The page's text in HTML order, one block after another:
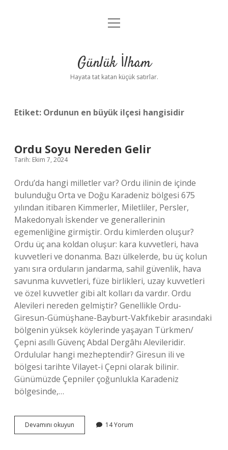
Anasayfa
Yasal Uyarı
menüyü
Günlük İlham
Hayata tat katan küçük satırlar.
Etiket: Ordunun en büyük ilçesi hangisidir
Ordu Soyu Nereden Gelir
Tarih: Ekim 7, 2024
Ordu’da hangi milletler var? Ordu ilinin de içinde
bulunduğu Orta ve Doğu Karadeniz bölgesi 675
yılından itibaren Kimmerler, Miletliler, Persler,
Makedonyalı İskender ve generallerinin
egemenliğine girmiştir. Ordu kimlerden oluşur?
Ordu üç ana koldan oluşur: kara kuvvetleri, hava
kuvvetleri ve donanma. Bazı ülkelerde, bu üç kolun
yanı sıra orduların jandarma, sahil güvenlik, hava
savunma kuvvetleri, füze birlikleri, uzay kuvvetleri
ve özel kuvvetler gibi alt kolları da vardır. Ordu
Alevileri nereden gelmiştir? Genellikle Ordu-
Giresun-Gümüşhane-Bayburt-Vakfıkebir arasındaki
bölgenin yüksek köylerinde yaşayan Türkmen/
Çepni asıllı Güvenç Abdal Dergâhı Alevileridir.
Ordulular hangi mezheptendir? Giresun ili ve
bölgesi tarihte Vilayet-i Çepni olarak bilinir.
Günümüzde Çepniler çoğunlukla Karadeniz
bölgesinde,…
Devamını okuyun
Soyu
14 Yorum